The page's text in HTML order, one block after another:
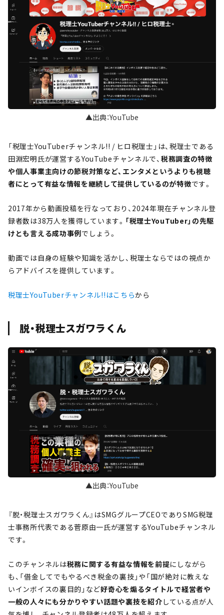
▲出典：YouTube
「税理士YouTuberチャンネル!! / ヒロ税理士」は、税理士である
田淵宏明氏が運営するYouTubeチャンネルで、 税務調査の特徴
や個人事業主向けの節税対策など、エンタメというよりも視聴
者にとって有益な情報を継続して提供しているのが特徴です。
2017年から動画投稿を行なっており、2024年現在チャンネル登
録者数は38万人を獲得しています。 「税理士YouTuber」の先駆
けとも言える成功事例でしょう。
動画では自身の経験や知識を活かし、税理士ならではの視点か
らアドバイスを提供しています。
税理士YouTuberチャンネル!!はこちらから
脱・税理士スガワラくん
▲出典：YouTube
『脱・税理士スガワラくん』はSMGグループCEOでありSMG税理
士事務所代表である菅原由一氏が運営するYouTubeチャンネル
です。
このチャンネルは税務に関する有益な情報を前提にしながら
も、「借金してでもやるべき税金の裏技」や「国が絶対に教えな
いインボイスの裏目的」など好奇心を煽るタイトルで経営者や
一般の人々にも分かりやすい話題や裏技を紹介 している点が人